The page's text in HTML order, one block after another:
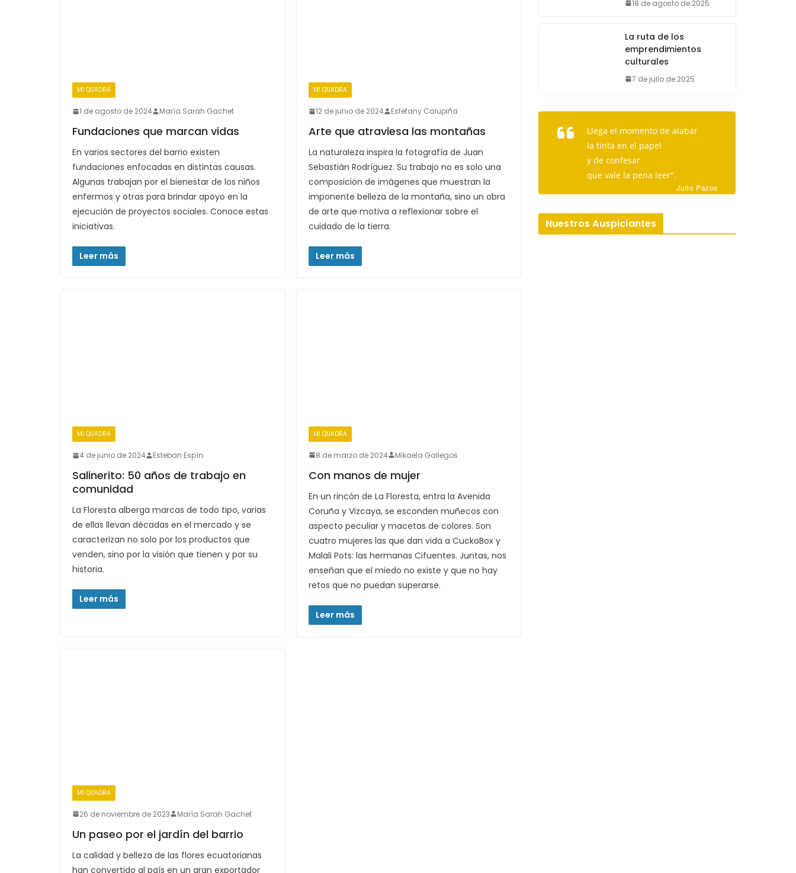
MI QUADRA
1 de agosto de 2024 María Sarah Gachet
Fundaciones que marcan vidas
En varios sectores del barrio existen
fundaciones enfocadas en distintas causas.
Algunas trabajan por el bienestar de los niños
enfermos y otras para brindar apoyo en la
ejecución de proyectos sociales. Conoce estas
iniciativas.
Leer más
MI QUADRA
12 de junio de 2024 Estefany Calupiña
Arte que atraviesa las montañas
La naturaleza inspira la fotografía de Juan
Sebastián Rodríguez. Su trabajo no es solo una
composición de imágenes que muestran la
imponente belleza de la montaña, sino un obra
de arte que motiva a reflexionar sobre el
cuidado de la tierra.
Leer más
MI QUADRA
4 de junio de 2024 Esteban Espín
Salinerito: 50 años de trabajo en
comunidad
La Floresta alberga marcas de todo tipo, varias
de ellas llevan décadas en el mercado y se
caracterizan no solo por los productos que
venden, sino por la visión que tienen y por su
historia.
Leer más
MI QUADRA
8 de marzo de 2024 Mikaela Gallegos
Con manos de mujer
En un rincón de La Floresta, entra la Avenida
Coruña y Vizcaya, se esconden muñecos con
aspecto peculiar y macetas de colores. Son
cuatro mujeres las que dan vida a CuckoBox y
Malali Pots: las hermanas Cifuentes. Juntas, nos
enseñan que el miedo no existe y que no hay
retos que no puedan superarse.
Leer más
MI QUADRA
26 de noviembre de 2023 María Sarah Gachet
Un paseo por el jardín del barrio
La calidad y belleza de las flores ecuatorianas
han convertido al país en un gran exportador
18 de agosto de 2025
La ruta de los
emprendimientos
culturales
7 de julio de 2025
Llega el momento de alabar
la tinta en el papel
y de confesar
que vale la pena leer".
Julio Pazos
Nuestros Auspiciantes